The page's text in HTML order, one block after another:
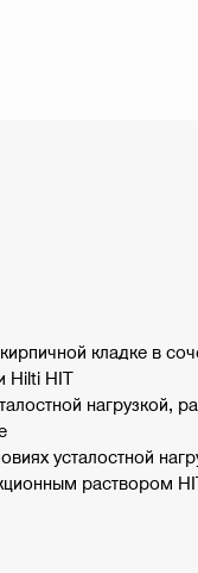
кладке в
Hilti HIT
нагрузкой,
усталостной
раствором